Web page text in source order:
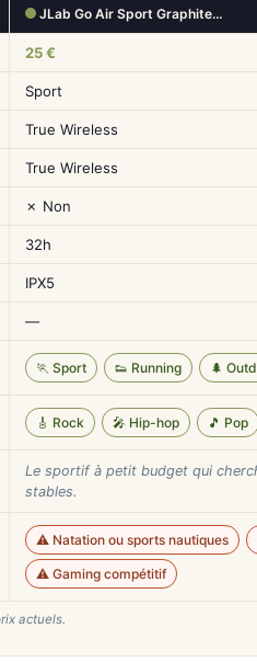
JLab Go Air Sport Graphite…
25 €
Sport
True Wireless
True Wireless
✗ Non
32h
IPX5
—
🏃 Sport 👟 Running 🌲
🎸 Rock 🎤 Hip-hop 🎵 Pop
Le sportif à petit budget qui
stables.
⚠️ Natation ou sports nautiques
⚠️ Gaming compétitif
actuels.